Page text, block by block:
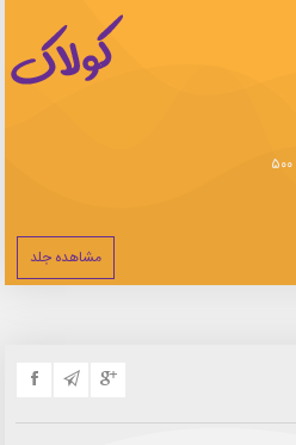
مشاهده جلد